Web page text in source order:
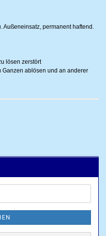
Außeneinsatz, permanent haftend.
lösen zerstört
ablösen und an anderer